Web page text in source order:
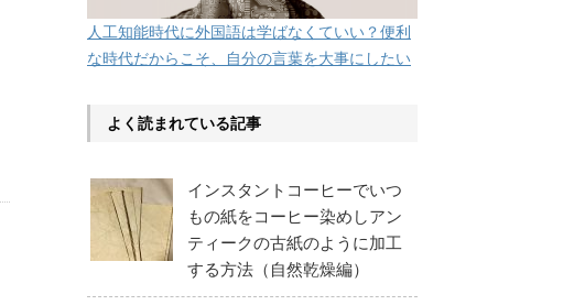
人工知能時代に外国語は学ばなくていい？便利
な時代だからこそ、自分の言葉を大事にしたい
よく読まれている記事
インスタントコーヒーでいつ
もの紙をコーヒー染めしアン
ティークの古紙のように加工
する方法（自然乾燥編）